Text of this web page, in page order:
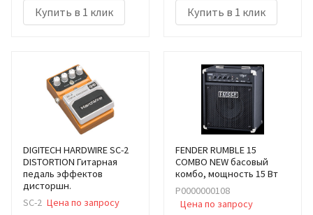
Купить в 1 клик Купить в 1 клик
DIGITECH HARDWIRE SC-2
DISTORTION Гитарная
педаль эффектов
дисторшн.
SC-2 Цена по запросу
FENDER RUMBLE 15
COMBO NEW басовый
комбо, мощность 15 Вт
Р0000000108
Цена по запросу